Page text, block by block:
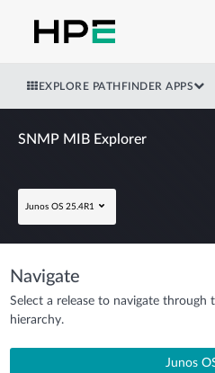
EXPLORE PATHFINDER APPS
SNMP MIB Explorer
Junos OS 25.4R1
Navigate
Select a release to navigate through
hierarchy.
Junos